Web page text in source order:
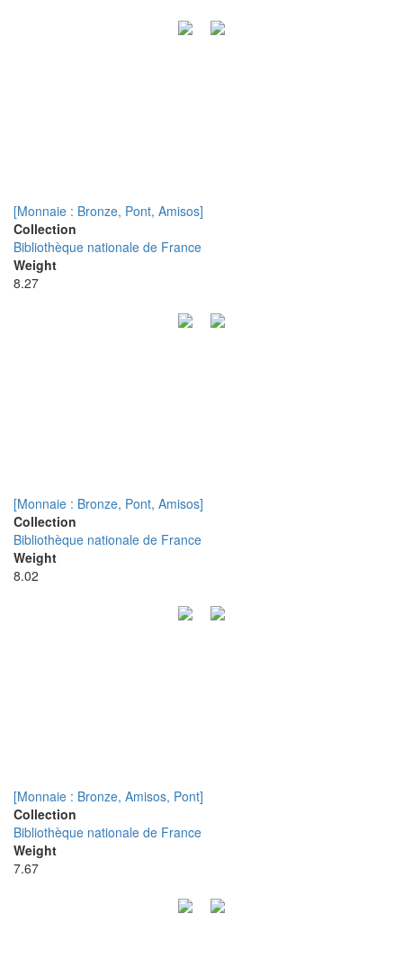
[Monnaie : Bronze, Pont, Amisos]
Collection
Bibliothèque nationale de France
Weight
8.27
[Monnaie : Bronze, Pont, Amisos]
Collection
Bibliothèque nationale de France
Weight
8.02
[Monnaie : Bronze, Amisos, Pont]
Collection
Bibliothèque nationale de France
Weight
7.67